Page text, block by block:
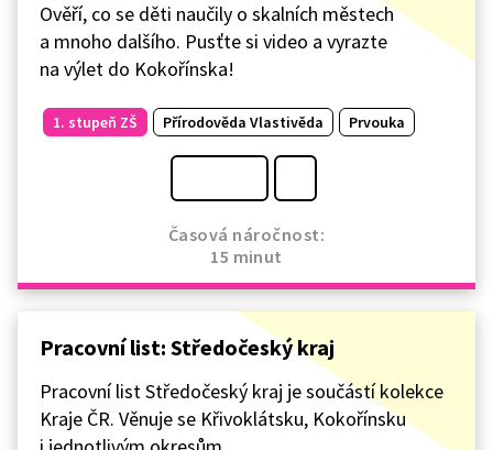
Ověří, co se děti naučily o skalních městech
a mnoho dalšího. Pusťte si video a vyrazte
na výlet do Kokořínska!
1. stupeň ZŠ Přírodověda Vlastivěda Prvouka
Časová náročnost:
15 minut
Pracovní list: Středočeský kraj
Pracovní list Středočeský kraj je součástí kolekce
Kraje ČR. Věnuje se Křivoklátsku, Kokořínsku